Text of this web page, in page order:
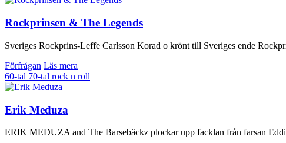
Rockprinsen & The Legends
Sveriges Rockprins-Leffe Carlsson Korad o krönt till Sveriges ende
Förfrågan Läs mera
60-tal 70-tal rock n roll
Erik Meduza
ERIK MEDUZA and The Barsebäckz plockar upp facklan från farsan